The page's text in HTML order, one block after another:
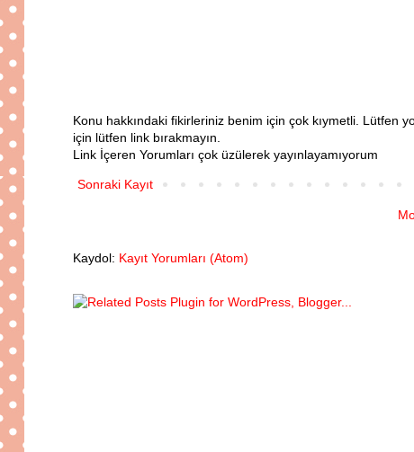
Konu hakkındaki fikirleriniz benim için çok kıymetli. Lütfen
için lütfen link bırakmayın.
Link İçeren Yorumları çok üzülerek yayınlayamıyorum
Sonraki Kayıt
Kaydol: Kayıt Yorumları (Atom)